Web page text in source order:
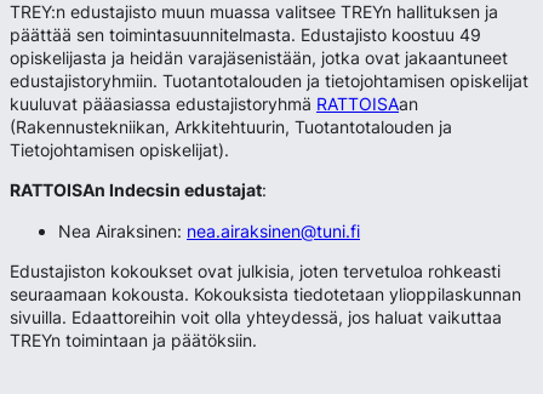
TREY:n edustajisto muun muassa valitsee TREYn hallituksen ja
päättää sen toimintasuunnitelmasta. Edustajisto koostuu 49
opiskelijasta ja heidän varajäsenistään, jotka ovat jakaantuneet
edustajistoryhmiin. Tuotantotalouden ja tietojohtamisen opiskelijat
kuuluvat pääasiassa edustajistoryhmä RATTOISAan
(Rakennustekniikan, Arkkitehtuurin, Tuotantotalouden ja
Tietojohtamisen opiskelijat).
RATTOISAn Indecsin edustajat:
Nea Airaksinen: nea.airaksinen@tuni.fi
Edustajiston kokoukset ovat julkisia, joten tervetuloa rohkeasti
seuraamaan kokousta. Kokouksista tiedotetaan ylioppilaskunnan
sivuilla. Edaattoreihin voit olla yhteydessä, jos haluat vaikuttaa
TREYn toimintaan ja päätöksiin.